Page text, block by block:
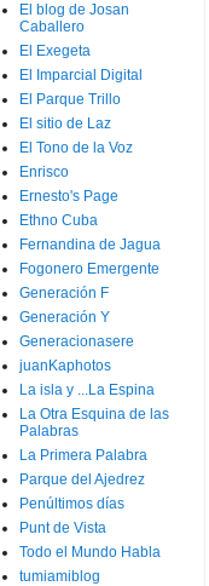
El blog de Josan
Caballero
El Exegeta
El Imparcial Digital
El Parque Trillo
El sitio de Laz
El Tono de la Voz
Enrisco
Ernesto's Page
Ethno Cuba
Fernandina de Jagua
Fogonero Emergente
Generación F
Generación Y
Generacionasere
juanKaphotos
La isla y ...La Espina
La Otra Esquina de las
Palabras
La Primera Palabra
Parque del Ajedrez
Penúltimos días
Punt de Vista
Todo el Mundo Habla
tumiamiblog